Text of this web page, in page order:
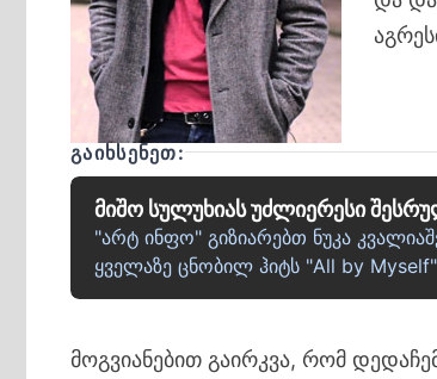
ᲒᲐᲘᲮᲡᲔᲜᲔᲗ:
მიშო სულუხიას უძლიერესი
"არტ ინფო" გიზიარებთ ნუკა
ყველაზე ცნობილ ჰიტს "All by
მოგვიანებით გაირკვა, რომ